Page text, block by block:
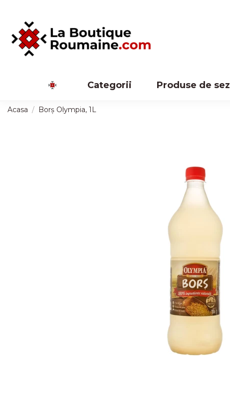
Categorii Produse de
Acasa Borș Olympia, 1L